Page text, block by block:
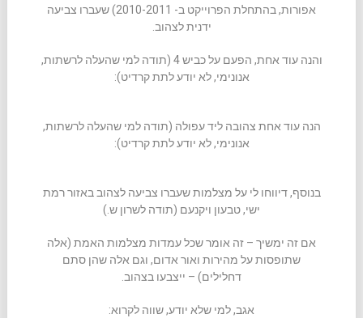
אפורות, בהתחלת הפרוייקט ב- 2010-2011) שעברו צביעה
ידנית לצהוב.
והנה עוד אחת, הפעם על כביש 4 (תודה למי שהעלה לרשתות,
אנונימי, לא יודע לתת קרדיט):
הנה עוד אחת צהובה ליד עפולה (תודה למי שהעלה לרשתות,
אנונימי, לא יודע לתת קרדיט):
בנוסף, דיווחו לי על מצלמות שעברו צביעה לצהוב באזור רמת
ישי, טבעון ויקנעם (תודה לשרון ש.)
אם זה ימשיך – זה אומר שכל עמדות מצלמות האמת (אלה
שתופסות על מהירות ואור אדום, וגם אלה שהן סתם
דחלילים) – ייצבעו בצהוב.
אגב, למי שלא יודע, שווה לקרוא: